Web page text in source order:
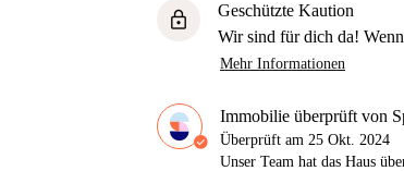
lock
Geschützte Kaution
Wir sind für dich da!
Mehr Informationen
Immobilie überprüft von
Überprüft am 25 Okt. 2024
Unser Team hat das Haus